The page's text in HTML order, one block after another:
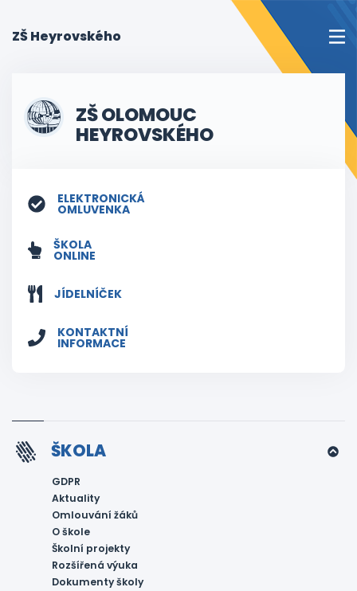
ZŠ Heyrovského
ZŠ OLOMOUC
HEYROVSKÉHO
ELEKTRONICKÁ
OMLUVENKA
ŠKOLA
ONLINE
JÍDELNÍČEK
KONTAKTNÍ
INFORMACE
ŠKOLA
GDPR
Aktuality
Omlouvání žáků
O škole
Školní projekty
Rozšířená výuka
Dokumenty školy